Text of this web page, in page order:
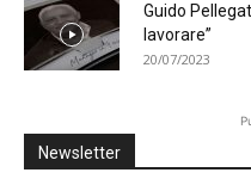
Guido
lavorare”
20/07/2023
Newsletter